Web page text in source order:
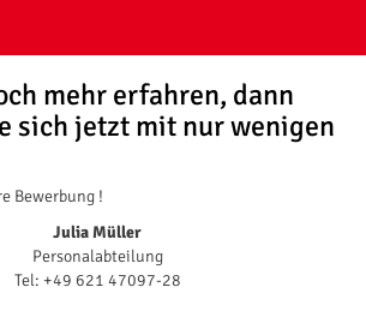
mehr erfahren, dann
sich jetzt mit nur wenigen
Bewerbung !
Julia Müller
Personalabteilung
Tel: +49 621 47097-28